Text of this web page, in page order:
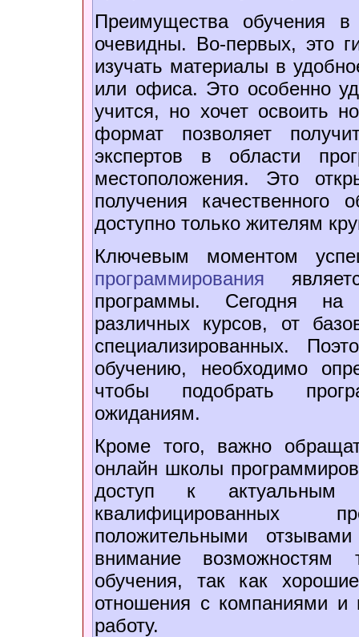
Преимущества обучения
очевидны. Во-первых, это
изучать материалы в
или офиса. Это особенно
учится, но хочет освоить
формат позволяет
экспертов в области
местоположения. Это
получения качественного
доступно только жителям
Ключевым моментом
программирования
программы. Сегодня на
различных курсов, от
специализированных.
обучению, необходимо
чтобы подобрать
ожиданиям.
Кроме того, важно
онлайн школы
доступ к
квалифицированных
положительными
внимание возможностям
обучения, так как
отношения с компаниями и
работу.